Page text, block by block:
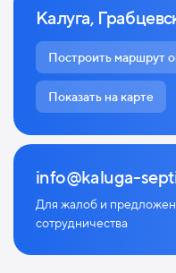
Калуга,
Построить маршрут
Показать на карте
info@kaluga-
Для жалоб и
сотрудничества